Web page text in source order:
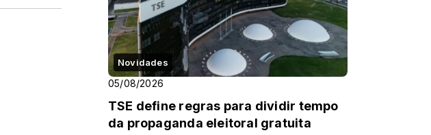
Novidades
05/08/2026
TSE define regras para dividir tempo
da propaganda eleitoral gratuita